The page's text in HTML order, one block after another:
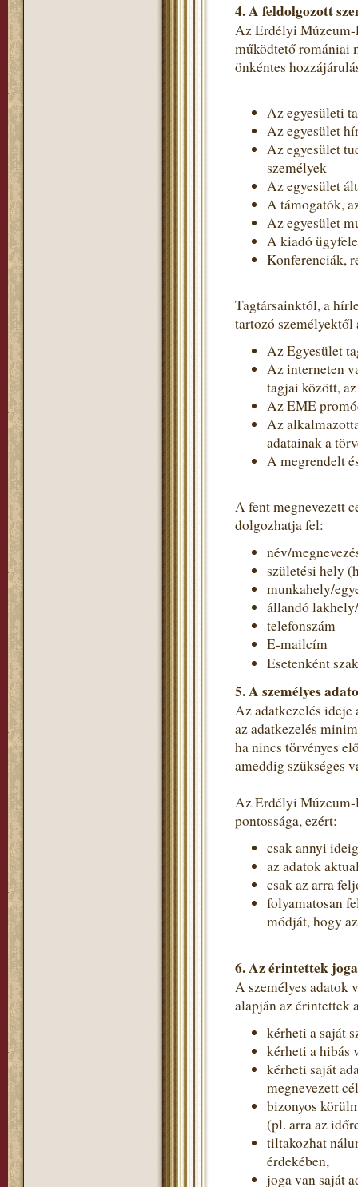
4.A feldolgozott
Az Erdélyi Múzeum-
működtető romániai
önkéntes
Az egyesületi
Az egyesület
Az egyesület
személyek
Az egyesület
A támogatók,
Az egyesület
A kiadó
Konferenciák,
Tagtársainktól, a
tartozó
Az Egyesület
Az interneten
tagjai között,
Az EME
Az
adatainak a
A megrendelt
A fent megnevezett
dolgozhatja fel:
név/
születési hely
munkahely/
állandó
telefonszám
E-mailcím
Esetenként
5. A személyes
Az adatkezelés ideje
az adatkezelés
ha nincs törvényes
ameddig szükséges
Az Erdélyi Múzeum-
pontossága, ezért:
csak annyi
az adatok
csak az arra
folyamatosan
módját, hogy
6. Az érintettek
A személyes adatok
alapján az érintettek
kérheti a saját
kérheti a hibás
kérheti saját
megnevezett
bizonyos
(pl. arra az
tiltakozhat
érdekében,
joga van saját